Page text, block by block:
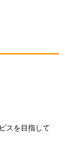
スを目指して